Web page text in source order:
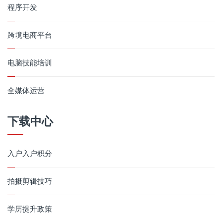
程序开发
跨境电商平台
电脑技能培训
全媒体运营
下载中心
入户入户积分
拍摄剪辑技巧
学历提升政策